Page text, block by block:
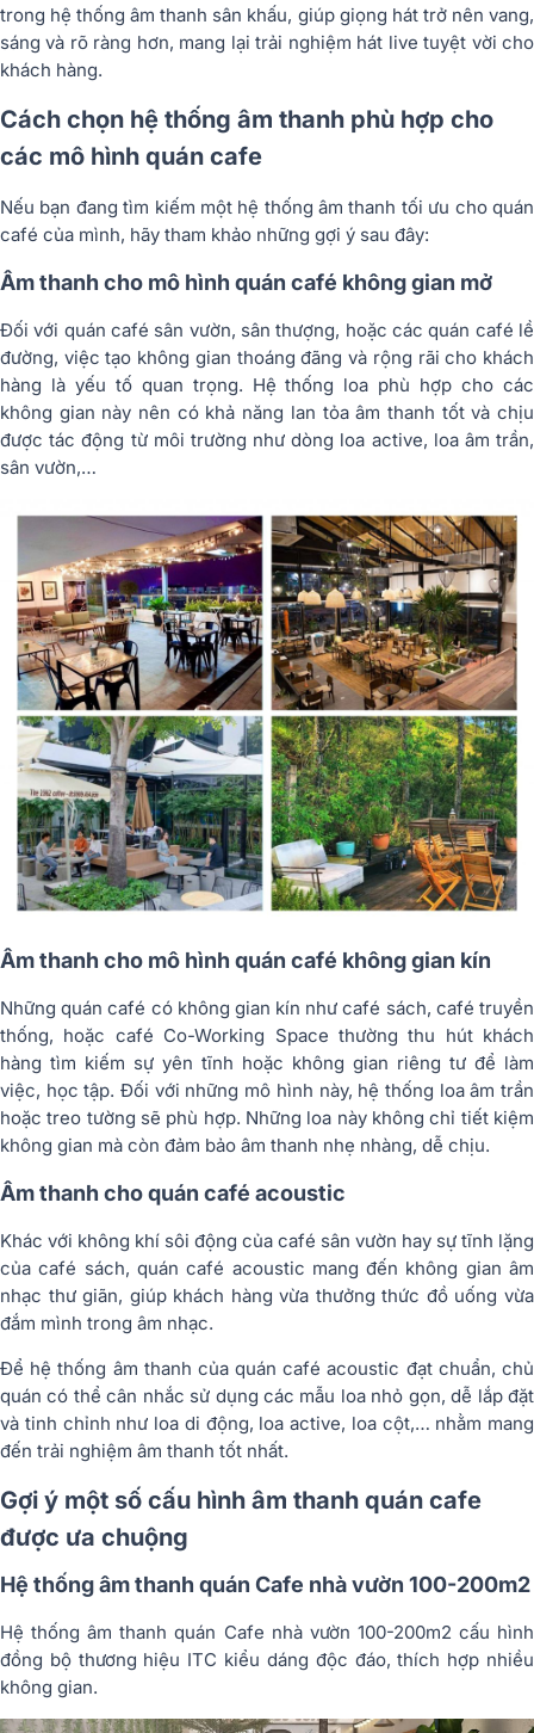
trong hệ thống âm thanh sân khấu, giúp giọng hát trở nên vang,
sáng và rõ ràng hơn, mang lại trải nghiệm hát live tuyệt vời cho
khách hàng.
Cách chọn hệ thống âm thanh phù hợp cho
các mô hình quán cafe
Nếu bạn đang tìm kiếm một hệ thống âm thanh tối ưu cho quán
café của mình, hãy tham khảo những gợi ý sau đây:
Âm thanh cho mô hình quán café không gian mở
Đối với quán café sân vườn, sân thượng, hoặc các quán café lề
đường, việc tạo không gian thoáng đãng và rộng rãi cho khách
hàng là yếu tố quan trọng. Hệ thống loa phù hợp cho các
không gian này nên có khả năng lan tỏa âm thanh tốt và chịu
được tác động từ môi trường như dòng loa active, loa âm trần,
sân vườn,…
Âm thanh cho mô hình quán café không gian kín
Những quán café có không gian kín như café sách, café truyền
thống, hoặc café Co-Working Space thường thu hút khách
hàng tìm kiếm sự yên tĩnh hoặc không gian riêng tư để làm
việc, học tập. Đối với những mô hình này, hệ thống loa âm trần
hoặc treo tường sẽ phù hợp. Những loa này không chỉ tiết kiệm
không gian mà còn đảm bảo âm thanh nhẹ nhàng, dễ chịu.
Âm thanh cho quán café acoustic
Khác với không khí sôi động của café sân vườn hay sự tĩnh lặng
của café sách, quán café acoustic mang đến không gian âm
nhạc thư giãn, giúp khách hàng vừa thưởng thức đồ uống vừa
đắm mình trong âm nhạc.
Để hệ thống âm thanh của quán café acoustic đạt chuẩn, chủ
quán có thể cân nhắc sử dụng các mẫu loa nhỏ gọn, dễ lắp đặt
và tinh chỉnh như loa di động, loa active, loa cột,… nhằm mang
đến trải nghiệm âm thanh tốt nhất.
Gợi ý một số cấu hình âm thanh quán cafe
được ưa chuộng
Hệ thống âm thanh quán Cafe nhà vườn 100-200m2
Hệ thống âm thanh quán Cafe nhà vườn 100-200m2 cấu hình
đồng bộ thương hiệu ITC kiểu dáng độc đáo, thích hợp nhiều
không gian.